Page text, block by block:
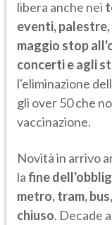
libera anche nei
eventi, palestre,
maggio stop
concerti e agli
l'eliminazione
gli over 50 che
vaccinazione.
Novità in arrivo
lafine
metro, tram,
chiuso. Decade